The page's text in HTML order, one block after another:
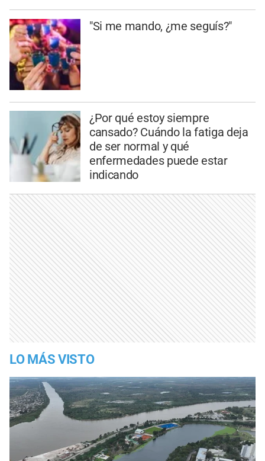
"Si me mando, ¿me seguís?"
¿Por qué estoy siempre
cansado? Cuándo la fatiga deja
de ser normal y qué
enfermedades puede estar
indicando
LO MÁS VISTO